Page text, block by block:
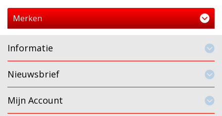
Merken
Informatie
Nieuwsbrief
Mijn Account